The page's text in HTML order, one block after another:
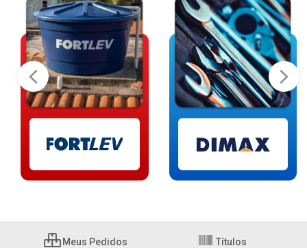
Meus Pedidos Títulos